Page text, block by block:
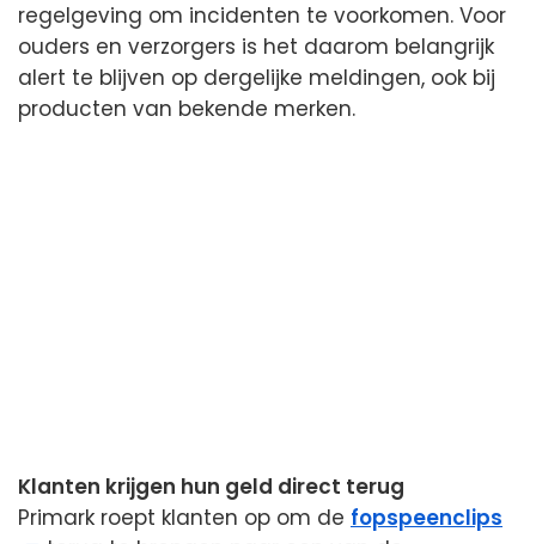
regelgeving om incidenten te voorkomen. Voor
ouders en verzorgers is het daarom belangrijk
alert te blijven op dergelijke meldingen, ook bij
producten van bekende merken.
Klanten krijgen hun geld direct terug
Primark roept klanten op om de fopspeenclips